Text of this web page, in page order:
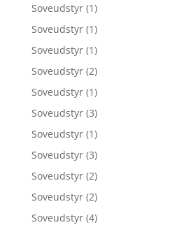
Soveudstyr (1)
Soveudstyr (1)
Soveudstyr (1)
Soveudstyr (2)
Soveudstyr (1)
Soveudstyr (3)
Soveudstyr (1)
Soveudstyr (3)
Soveudstyr (2)
Soveudstyr (2)
Soveudstyr (4)